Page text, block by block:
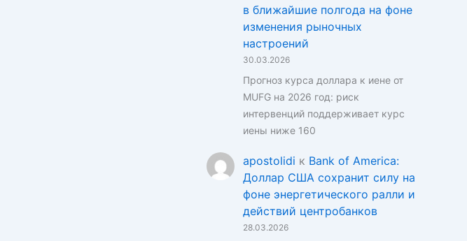
в ближайшие полгода на фоне
изменения рыночных
настроений
30.03.2026
Прогноз курса доллара к иене от
MUFG на 2026 год: риск
интервенций поддерживает курс
иены ниже 160
apostolidi к Bank of America:
Доллар США сохранит силу на
фоне энергетического ралли и
действий центробанков
28.03.2026